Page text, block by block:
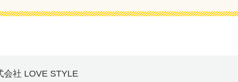
会社 LOVE STYLE